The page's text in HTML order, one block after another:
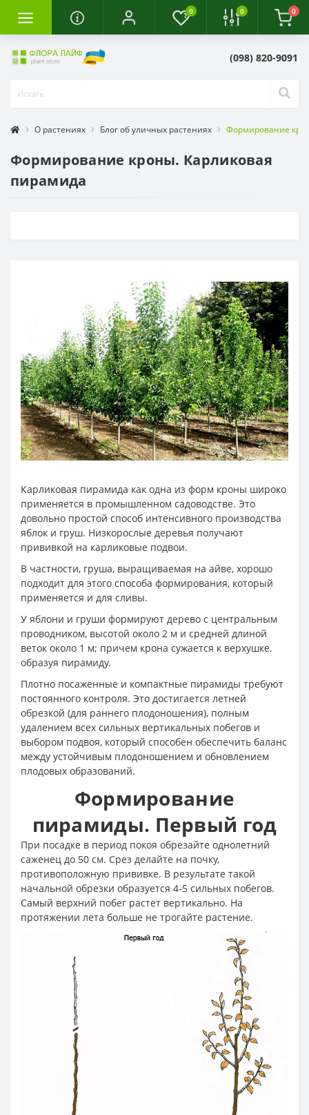
0 0 0
(098) 820-9091
О растениях Блог об уличных растениях Формирование
Формирование кроны. Карликовая
пирамида
Карликовая пирамида как одна из форм кроны широко
применяется в промышленном садоводстве. Это
довольно простой способ интенсивного производства
яблок и груш. Низкорослые деревья получают
прививкой на карликовые подвои.
В частности, груша, выращиваемая на айве, хорошо
подходит для этого способа формирования, который
применяется и для сливы.
У яблони и груши формируют дерево с центральным
проводником, высотой около 2 м и средней длиной
веток около 1 м; причем крона сужается к верхушке,
образуя пирамиду.
Плотно посаженные и компактные пирамиды требуют
постоянного контроля. Это достигается летней
обрезкой (для раннего плодоношения), полным
удалением всех сильных вертикальных побегов и
выбором подвоя, который способен обеспечить баланс
между устойчивым плодоношением и обновлением
плодовых образований.
Формирование
пирамиды. Первый год
При посадке в период покоя обрезайте однолетний
саженец до 50 см. Срез делайте на почку,
противоположную прививке. В результате такой
начальной обрезки образуется 4-5 сильных побегов.
Самый верхний побег растет вертикально. На
протяжении лета больше не трогайте растение.